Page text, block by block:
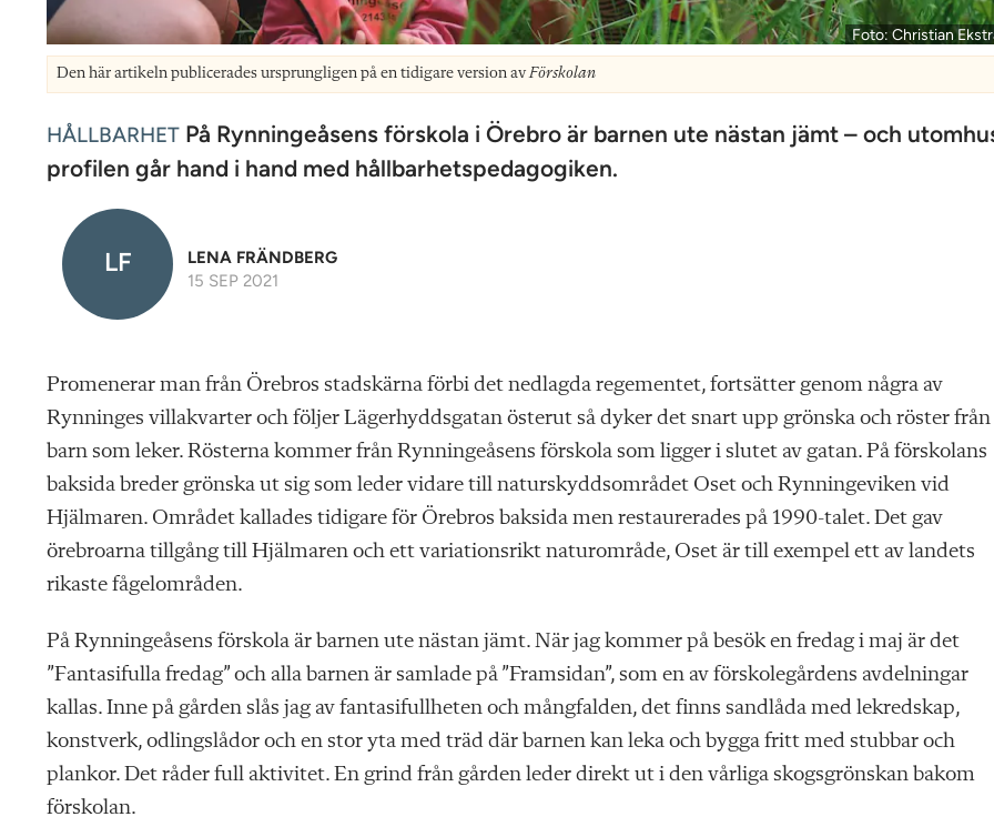
Foto: Christian
Den här artikeln publicerades ursprungligen på en tidigare version avFörskolan
HÅLLBARHET På Rynningeåsens förskola i Örebro­ är ­barnen ute nästan jämt – och
profilen går hand i hand med ­hållbarhetspedagogiken.
LF
LENA FRÄNDBERG
15 SEP 2021
Promenerar man från Örebros stadskärna förbi det nedlagda regementet, fortsätter genom några av
Rynninges villakvarter och följer Lägerhyddsgatan österut så dyker det snart upp grönska och röster från
barn som leker. Rösterna kommer från Rynningeåsens förskola som ligger i slutet av gatan. På förskolans
baksida breder grönska ut sig som leder vidare till naturskyddsområdet Oset och Rynningeviken vid
Hjälmaren. Området kallades tidigare för Örebros baksida men restaurerades på 1990-talet. Det gav
örebroarna tillgång till Hjälmaren och ett variationsrikt naturområde, Oset är till exempel ett av landets
rikaste fågelområden.
På Rynningeåsens förskola är barnen ute nästan jämt. När jag kommer på besök en fredag i maj är det
”Fantasifulla fredag” och alla barnen är samlade på ”Framsidan”, som en av förskolegårdens avdelningar
kallas. Inne på gården slås jag av fantasifullheten och mångfalden, det finns sandlåda med lekredskap,
konstverk, odlingslådor och en stor yta med träd där barnen kan leka och bygga fritt med stubbar och
plankor. Det råder full aktivitet. En grind från gården leder direkt ut i den vårliga skogsgrönskan bakom
förskolan.